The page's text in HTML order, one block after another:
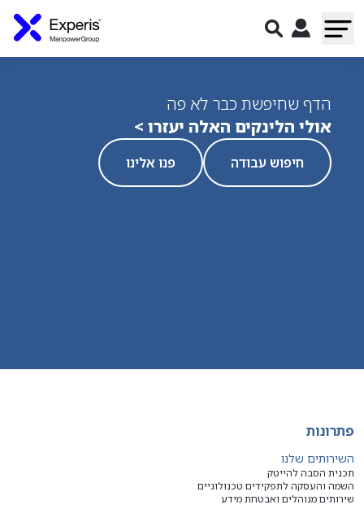
הדף שחיפשת כבר לא פה
אולי הלינקים האלה יעזרו >
חיפוש עבודה פנו אלינו
פתרונות
השירותים שלנו
תכנית הסבה להייטק
השמה והעסקה לתפקידים טכנולוגיים
שירותים מנוהלים ואבטחת מידע